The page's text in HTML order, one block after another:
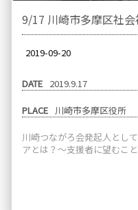
9/17 川崎市多摩区社
2019-09-20
DATE 2019.9.17
PLACE 川崎市多摩区役所
川崎つながろ会発起人とし
アとは？～支援者に望むこ